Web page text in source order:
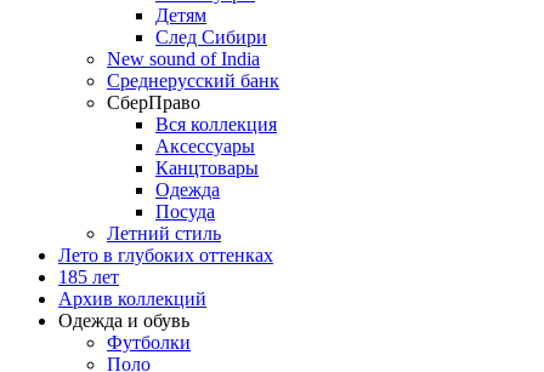
Детям
След Сибири
New sound of India
Среднерусский банк
СберПраво
Вся коллекция
Аксессуары
Канцтовары
Одежда
Посуда
Летний стиль
Лето в глубоких оттенках
185 лет
Архив коллекций
Одежда и обувь
Футболки
Поло